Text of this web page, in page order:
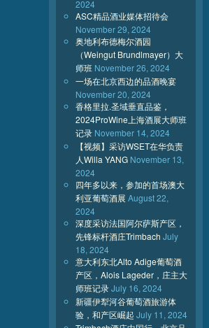
2024
ASC精品酒业媒体招待会
November 29, 2024
奥地利布德梅尔酒园
（Weingut Brundlmayer）大
师班 November 26, 2024
一场在北京西边的品酒晚宴
November 20, 2024
香格里拉.圣域垂直品鉴，
2024ProWine上海酒展大师班
记录 November 14, 2024
【视频】采访WSET在华负责
人Willa YANG November 13,
2024
四年多以来，参加的首场澳大
利亚葡萄酒展 August 22,
2024
深度采访法国阿尔萨斯产区，
先锋标杆酒庄Trimbach July
18, 2024
意大利东北Alto Adige葡萄酒
产区，Alois Lageder，庄主大
师班记录July 16, 2024
新疆伊犁河谷葡萄酒旅游体
验，和产区崛起 July 11, 2024